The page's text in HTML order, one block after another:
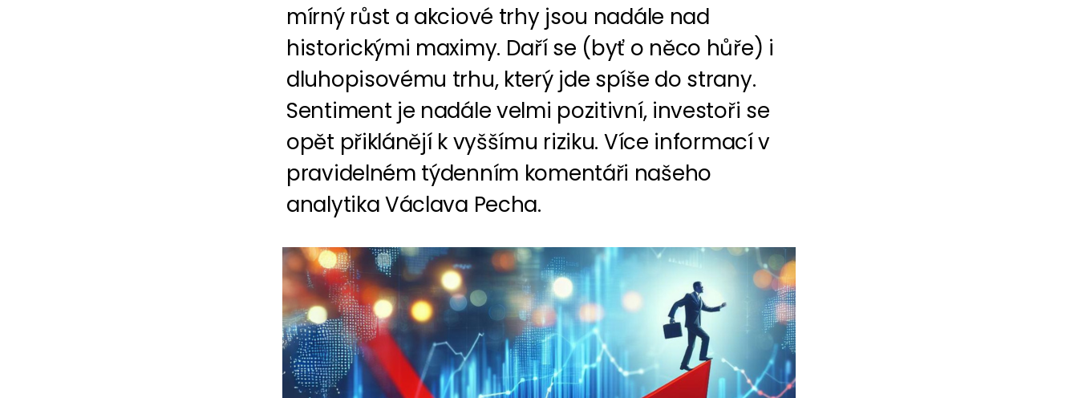
mírný růst a akciové trhy jsou nadále nad
historickými maximy. Daří se (byť o něco hůře) i
dluhopisovému trhu, který jde spíše do strany.
Sentiment je nadále velmi pozitivní, investoři se
opět přiklánějí k vyššímu riziku. Více informací v
pravidelném týdenním komentáři našeho
analytika Václava Pecha.